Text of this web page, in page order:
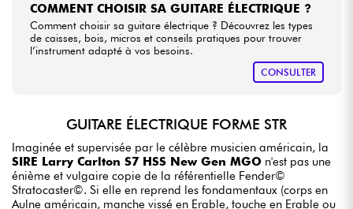
COMMENT CHOISIR SA GUITARE ÉLECTRIQUE ?
Comment choisir sa guitare électrique ? Découvrez les types
de caisses, bois, micros et conseils pratiques pour trouver
l’instrument adapté à vos besoins.
CONSULTER
GUITARE ÉLECTRIQUE FORME STR
Imaginée et supervisée par le célèbre musicien américain, la
SIRE Larry Carlton S7 HSS New Gen MGO n'est pas une
énième et vulgaire copie de la référentielle Fender©
Stratocaster©. Si elle en reprend les fondamentaux (corps en
Aulne américain, manche vissé en Erable, touche en Erable ou